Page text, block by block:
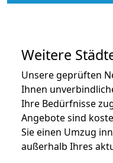
Weitere
Unsere geprüften
Ihnen
Ihre Bedürfnisse
Angebote sind
Sie einen Umzug
außerhalb Ihres